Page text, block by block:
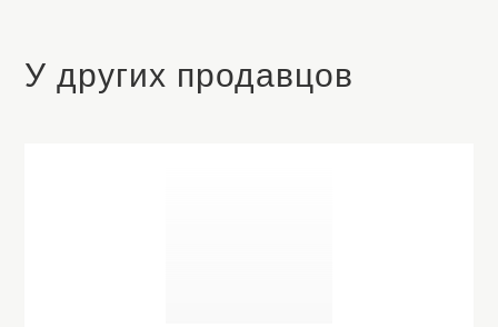
У других продавцов